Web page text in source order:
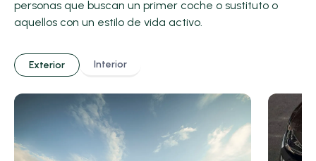
personas que buscan un primer coche o sustituto o
aquellos con un estilo de vida activo.
Exterior Interior